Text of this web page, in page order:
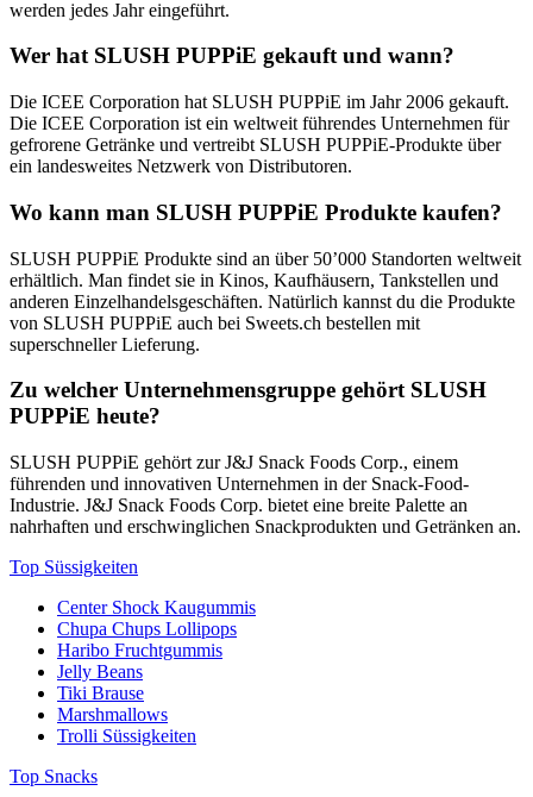
Unternehmen ist heute ein wichtiger Akteur auf dem Markt für
mehr als 300 Millionen Getränke pro Jahr her.
werden jedes Jahr eingeführt.
Wer hat SLUSH PUPPiE gekauft und wann?
Die ICEE Corporation hat SLUSH PUPPiE im Jahr 2006 gekauft.
Die ICEE Corporation ist ein weltweit führendes Unternehmen für
gefrorene Getränke und vertreibt SLUSH PUPPiE-Produkte über
ein landesweites Netzwerk von Distributoren.
Wo kann man SLUSH PUPPiE Produkte kaufen?
SLUSH PUPPiE Produkte sind an über 50’000 Standorten weltweit
erhältlich. Man findet sie in Kinos, Kaufhäusern, Tankstellen und
anderen Einzelhandelsgeschäften. Natürlich kannst du die Produkte
von SLUSH PUPPiE auch bei Sweets.ch bestellen mit
superschneller Lieferung.
Zu welcher Unternehmensgruppe gehört SLUSH
PUPPiE heute?
SLUSH PUPPiE gehört zur J&J Snack Foods Corp., einem
führenden und innovativen Unternehmen in der Snack-Food-
Industrie. J&J Snack Foods Corp. bietet eine breite Palette an
nahrhaften und erschwinglichen Snackprodukten und Getränken an.
Top Süssigkeiten
Center Shock Kaugummis
Chupa Chups Lollipops
Haribo Fruchtgummis
Jelly Beans
Tiki Brause
Marshmallows
Trolli Süssigkeiten
Top Snacks